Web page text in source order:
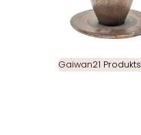
Gaiwan21 Produkts